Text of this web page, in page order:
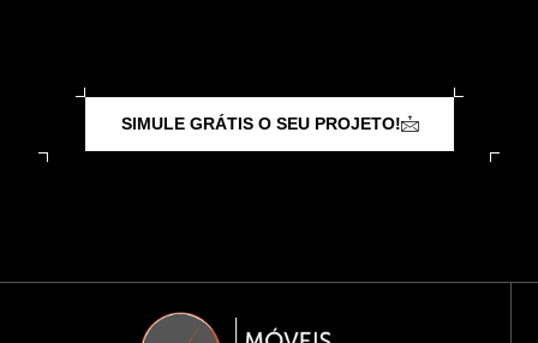
SIMULE GRÁTIS O SEU PROJETO!